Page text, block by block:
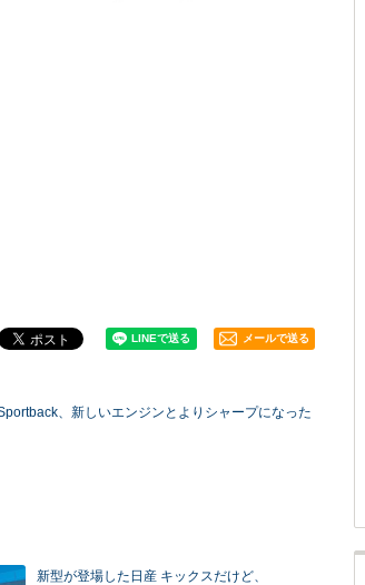
メールで送る
、新しいエンジンとよりシャープになった
新型が登場した日産 キックスだけど、